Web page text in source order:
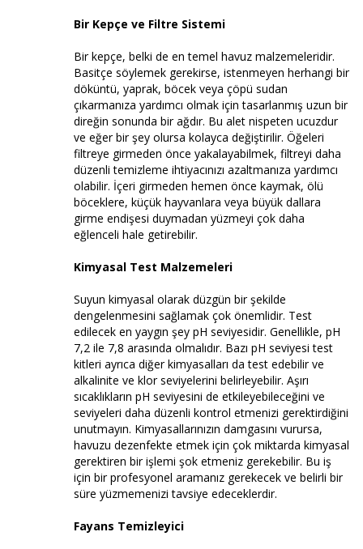
Bir Kepçe ve Filtre Sistemi
Bir kepçe, belki de en temel havuz malzemeleridir.
Basitçe söylemek gerekirse, istenmeyen herhangi bir
döküntü, yaprak, böcek veya çöpü sudan
çıkarmanıza yardımcı olmak için tasarlanmış uzun bir
direğin sonunda bir ağdır. Bu alet nispeten ucuzdur
ve eğer bir şey olursa kolayca değiştirilir. Öğeleri
filtreye girmeden önce yakalayabilmek, filtreyi daha
düzenli temizleme ihtiyacınızı azaltmanıza yardımcı
olabilir. İçeri girmeden hemen önce kaymak, ölü
böceklere, küçük hayvanlara veya büyük dallara
girme endişesi duymadan yüzmeyi çok daha
eğlenceli hale getirebilir.
Kimyasal Test Malzemeleri
Suyun kimyasal olarak düzgün bir şekilde
dengelenmesini sağlamak çok önemlidir. Test
edilecek en yaygın şey pH seviyesidir. Genellikle, pH
7,2 ile 7,8 arasında olmalıdır. Bazı pH seviyesi test
kitleri ayrıca diğer kimyasalları da test edebilir ve
alkalinite ve klor seviyelerini belirleyebilir. Aşırı
sıcaklıkların pH seviyesini de etkileyebileceğini ve
seviyeleri daha düzenli kontrol etmenizi gerektirdiğini
unutmayın. Kimyasallarınızın damgasını vurursa,
havuzu dezenfekte etmek için çok miktarda kimyasal
gerektiren bir işlemi şok etmeniz gerekebilir. Bu iş
için bir profesyonel aramanız gerekecek ve belirli bir
süre yüzmemenizi tavsiye edeceklerdir.
Fayans Temizleyici